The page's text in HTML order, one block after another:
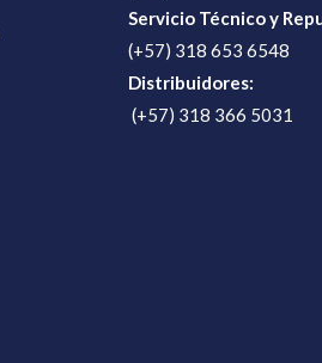
Servicio Técnico y
(+57) 318 653 6548
Distribuidores:
(+57) 318 366 5031